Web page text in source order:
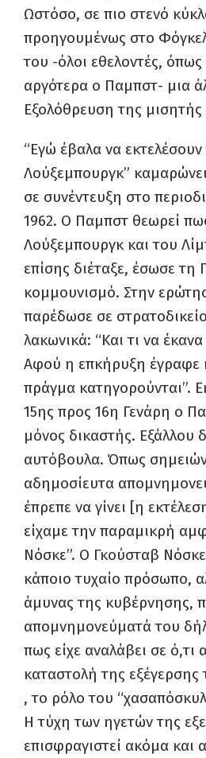
Ωστόσο, σε πιο στενό
προηγουμένως στο
του -όλοι εθελοντές,
αργότερα ο Παμπστ- μια
Εξολόθρευση της μισητής
“Εγώ έβαλα να
Λούξεμπουργκ”
σε συνέντευξη στο
1962. Ο Παμπστ θεωρεί
Λούξεμπουργκ και του
επίσης διέταξε, έσωσε τη
κομμουνισμό. Στην
παρέδωσε σε
λακωνικά: “Και τι να
Αφού η επκήρυξη έγραφε
πράγμα κατηγορούνται”.
15ης προς 16η Γενάρη ο
μόνος δικαστής. Εξάλλου
αυτόβουλα. Όπως
αδημοσίευτα
έπρεπε να γίνει [η
είχαμε την παραμικρή
Νόσκε”. Ο Γκούσταβ
κάποιο τυχαίο πρόσωπο,
άμυνας της κυβέρνησης,
απομνημονεύματά του
πως είχε αναλάβει σε
καταστολή της
, το ρόλο του
Η τύχη των ηγετών της
επισφραγιστεί ακόμα και